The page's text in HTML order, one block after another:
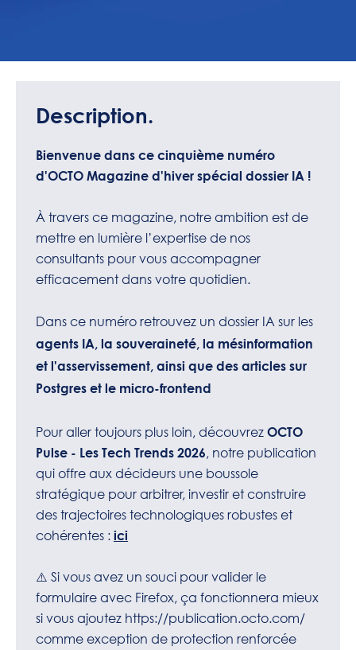
Description.
Bienvenue dans ce cinquième numéro
d'OCTO Magazine d'hiver spécial dossier IA !
À travers ce magazine, notre ambition est de
mettre en lumière l’expertise de nos
consultants pour vous accompagner
efficacement dans votre quotidien.
Dans ce numéro retrouvez un dossier IA sur les
agents IA, la souveraineté, la mésinformation
et l'asservissement, ainsi que des articles sur
Postgres et le micro-frontend
Pour aller toujours plus loin, découvrez OCTO
Pulse - Les Tech Trends 2026, notre publication
qui offre aux décideurs une boussole
stratégique pour arbitrer, investir et construire
des trajectoires technologiques robustes et
cohérentes : ici
⚠️ Si vous avez un souci pour valider le
formulaire avec Firefox, ça fonctionnera mieux
si vous ajoutez https://publication.octo.com/
comme exception de protection renforcée